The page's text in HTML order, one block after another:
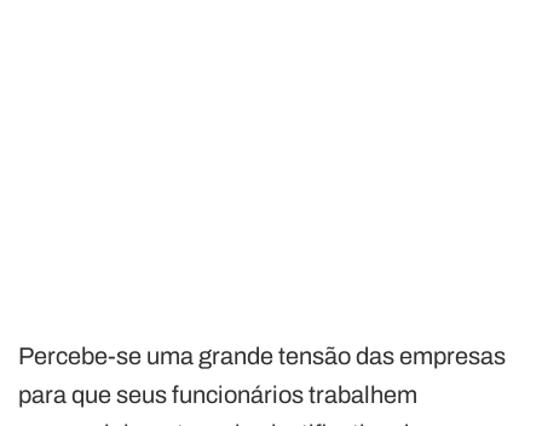
Percebe-se uma grande tensão das empresas
para que seus funcionários trabalhem